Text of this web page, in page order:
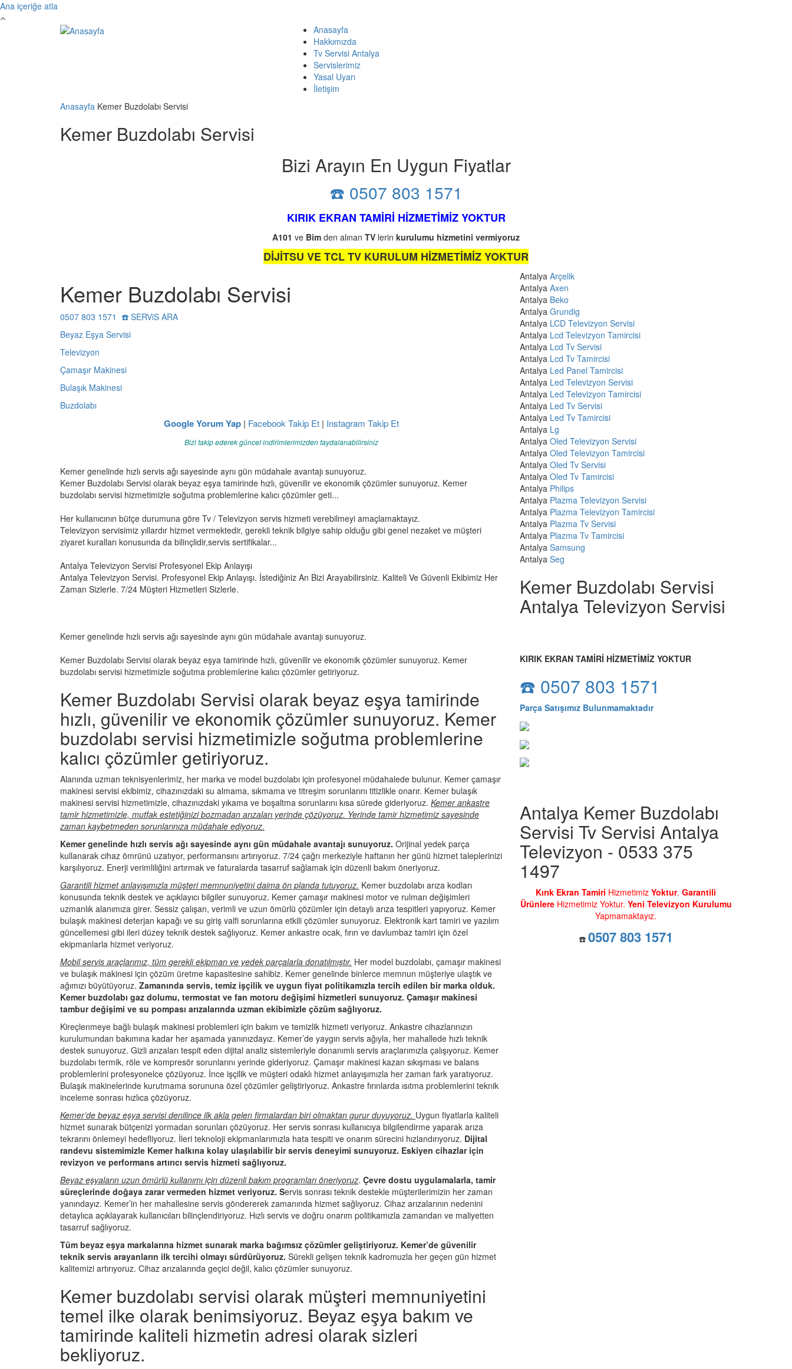
Ana içeriğe atla
Anasayfa
Hakkımızda
Tv Servisi Antalya
Servislerimiz
Yasal Uyarı
İletişim
Anasayfa Kemer Buzdolabı Servisi
Kemer Buzdolabı Servisi
Bizi Arayın En Uygun Fiyatlar
☎️ 0507 803 1571
KIRIK EKRAN TAMİRİ HİZMETİMİZ YOKTUR
A101 ve Bim den alınan TV lerin kurulumu hizmetini vermiyoruz
DİJİTSU VE TCL TV KURULUM HİZMETİMİZ YOKTUR
Kemer Buzdolabı Servisi
0507 803 1571 ☎️ SERViS ARA
Beyaz Eşya Servisi
Televizyon
Çamaşır Makinesi
Bulaşık Makinesi
Buzdolabı
Google Yorum Yap| Facebook Takip Et| Instagram Takip Et
Bizi takip ederek güncel indirimlerimizden faydalanabilirsiniz
Kemer genelinde hızlı servis ağı sayesinde aynı gün müdahale avantajı sunuyoruz.
Kemer Buzdolabı Servisi olarak beyaz eşya tamirinde hızlı, güvenilir ve ekonomik çözümler sunuyoruz. Kemer
buzdolabı servisi hizmetimizle soğutma problemlerine kalıcı çözümler geti...
Her kullanıcının bütçe durumuna göre Tv / Televizyon servis hizmeti verebilmeyi amaçlamaktayız.
Televizyon servisimiz yıllardır hizmet vermektedir, gerekli teknik bilgiye sahip olduğu gibi genel nezaket ve müşteri
ziyaret kuralları konusunda da bilinçlidir,servis sertifikalar...
Antalya Televizyon Servisi Profesyonel Ekip Anlayışı
Antalya Televizyon Servisi. Profesyonel Ekip Anlayışı. İstediğiniz An Bizi Arayabilirsiniz. Kaliteli Ve Güvenli Ekibimiz Her
Zaman Sizlerle. 7/24 Müşteri Hizmetleri Sizlerle.
Kemer genelinde hızlı servis ağı sayesinde aynı gün müdahale avantajı sunuyoruz.
Kemer Buzdolabı Servisi olarak beyaz eşya tamirinde hızlı, güvenilir ve ekonomik çözümler sunuyoruz. Kemer
buzdolabı servisi hizmetimizle soğutma problemlerine kalıcı çözümler getiriyoruz.
Kemer Buzdolabı Servisi olarak beyaz eşya tamirinde
hızlı, güvenilir ve ekonomik çözümler sunuyoruz. Kemer
buzdolabı servisi hizmetimizle soğutma problemlerine
kalıcı çözümler getiriyoruz.
Alanında uzman teknisyenlerimiz, her marka ve model buzdolabı için profesyonel müdahalede bulunur. Kemer çamaşır
makinesi servisi ekibimiz, cihazınızdaki su almama, sıkmama ve titreşim sorunlarını titizlikle onarır. Kemer bulaşık
makinesi servisi hizmetimizle, cihazınızdaki yıkama ve boşaltma sorunlarını kısa sürede gideriyoruz. Kemer ankastre
tamir hizmetimizle, mutfak estetiğinizi bozmadan arızaları yerinde çözüyoruz. Yerinde tamir hizmetimiz sayesinde
zaman kaybetmeden sorunlarınıza müdahale ediyoruz.
Kemer genelinde hızlı servis ağı sayesinde aynı gün müdahale avantajı sunuyoruz. Orijinal yedek parça
kullanarak cihaz ömrünü uzatıyor, performansını artırıyoruz. 7/24 çağrı merkeziyle haftanın her günü hizmet taleplerinizi
karşılıyoruz. Enerji verimliliğini artırmak ve faturalarda tasarruf sağlamak için düzenli bakım öneriyoruz.
Garantili hizmet anlayışımızla müşteri memnuniyetini daima ön planda tutuyoruz. Kemer buzdolabı arıza kodları
konusunda teknik destek ve açıklayıcı bilgiler sunuyoruz. Kemer çamaşır makinesi motor ve rulman değişimleri
uzmanlık alanımıza girer. Sessiz çalışan, verimli ve uzun ömürlü çözümler için detaylı arıza tespitleri yapıyoruz. Kemer
bulaşık makinesi deterjan kapağı ve su giriş valfi sorunlarına etkili çözümler sunuyoruz. Elektronik kart tamiri ve yazılım
güncellemesi gibi ileri düzey teknik destek sağlıyoruz. Kemer ankastre ocak, fırın ve davlumbaz tamiri için özel
ekipmanlarla hizmet veriyoruz.
Mobil servis araçlarımız, tüm gerekli ekipman ve yedek parçalarla donatılmıştır. Her model buzdolabı, çamaşır makinesi
ve bulaşık makinesi için çözüm üretme kapasitesine sahibiz. Kemer genelinde binlerce memnun müşteriye ulaştık ve
ağımızı büyütüyoruz. Zamanında servis, temiz işçilik ve uygun fiyat politikamızla tercih edilen bir marka olduk.
Kemer buzdolabı gaz dolumu, termostat ve fan motoru değişimi hizmetleri sunuyoruz. Çamaşır makinesi
tambur değişimi ve su pompası arızalarında uzman ekibimizle çözüm sağlıyoruz.
Kireçlenmeye bağlı bulaşık makinesi problemleri için bakım ve temizlik hizmeti veriyoruz. Ankastre cihazlarınızın
kurulumundan bakımına kadar her aşamada yanınızdayız. Kemer’de yaygın servis ağıyla, her mahallede hızlı teknik
destek sunuyoruz. Gizli arızaları tespit eden dijital analiz sistemleriyle donanımlı servis araçlarımızla çalışıyoruz. Kemer
buzdolabı termik, röle ve kompresör sorunlarını yerinde gideriyoruz. Çamaşır makinesi kazan sıkışması ve balans
problemlerini profesyonelce çözüyoruz. İnce işçilik ve müşteri odaklı hizmet anlayışımızla her zaman fark yaratıyoruz.
Bulaşık makinelerinde kurutmama sorununa özel çözümler geliştiriyoruz. Ankastre fırınlarda ısıtma problemlerini teknik
inceleme sonrası hızlıca çözüyoruz.
Kemer’de beyaz eşya servisi denilince ilk akla gelen firmalardan biri olmaktan gurur duyuyoruz. Uygun fiyatlarla kaliteli
hizmet sunarak bütçenizi yormadan sorunları çözüyoruz. Her servis sonrası kullanıcıya bilgilendirme yaparak arıza
tekrarını önlemeyi hedefliyoruz. İleri teknoloji ekipmanlarımızla hata tespiti ve onarım sürecini hızlandırıyoruz. Dijital
randevu sistemimizle Kemer halkına kolay ulaşılabilir bir servis deneyimi sunuyoruz. Eskiyen cihazlar için
revizyon ve performans artırıcı servis hizmeti sağlıyoruz.
Beyaz eşyaların uzun ömürlü kullanımı için düzenli bakım programları öneriyoruz. Çevre dostu uygulamalarla, tamir
süreçlerinde doğaya zarar vermeden hizmet veriyoruz. Servis sonrası teknik destekle müşterilerimizin her zaman
yanındayız. Kemer’in her mahallesine servis göndererek zamanında hizmet sağlıyoruz. Cihaz arızalarının nedenini
detaylıca açıklayarak kullanıcıları bilinçlendiriyoruz. Hızlı servis ve doğru onarım politikamızla zamandan ve maliyetten
tasarruf sağlıyoruz.
Tüm beyaz eşya markalarına hizmet sunarak marka bağımsız çözümler geliştiriyoruz. Kemer’de güvenilir
teknik servis arayanların ilk tercihi olmayı sürdürüyoruz. Sürekli gelişen teknik kadromuzla her geçen gün hizmet
kalitemizi artırıyoruz. Cihaz arızalarında geçici değil, kalıcı çözümler sunuyoruz.
Kemer buzdolabı servisi olarak müşteri memnuniyetini
temel ilke olarak benimsiyoruz. Beyaz eşya bakım ve
tamirinde kaliteli hizmetin adresi olarak sizleri
bekliyoruz.
Antalya Arçelik
Antalya Axen
Antalya Beko
Antalya Grundig
Antalya LCD Televizyon Servisi
Antalya Lcd Televizyon Tamircisi
Antalya Lcd Tv Servisi
Antalya Lcd Tv Tamircisi
Antalya Led Panel Tamircisi
Antalya Led Televizyon Servisi
Antalya Led Televizyon Tamircisi
Antalya Led Tv Servisi
Antalya Led Tv Tamircisi
Antalya Lg
Antalya Oled Televizyon Servisi
Antalya Oled Televizyon Tamircisi
Antalya Oled Tv Servisi
Antalya Oled Tv Tamircisi
Antalya Philips
Antalya Plazma Televizyon Servisi
Antalya Plazma Televizyon Tamircisi
Antalya Plazma Tv Servisi
Antalya Plazma Tv Tamircisi
Antalya Samsung
Antalya Seg
Kemer Buzdolabı Servisi
Antalya Televizyon Servisi
KIRIK EKRAN TAMİRİ HİZMETİMİZ YOKTUR
☎️ 0507 803 1571
Parça Satışımız Bulunmamaktadır
Antalya Kemer Buzdolabı
Servisi Tv Servisi Antalya
Televizyon - 0533 375
1497
Kırık Ekran Tamiri Hizmetimiz Yoktur. Garantili
Ürünlere Hizmetimiz Yoktur. Yeni Televizyon Kurulumu
Yapmamaktayız.
☎️ 0507 803 1571